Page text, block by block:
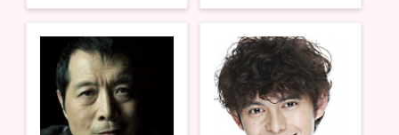
ン
ウ
で
開
き
ま
す
)